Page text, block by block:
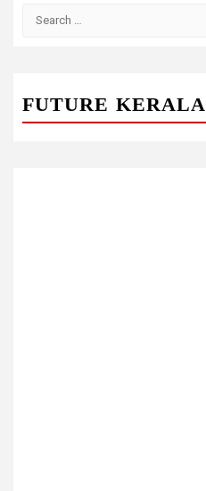
FUTURE KERALA